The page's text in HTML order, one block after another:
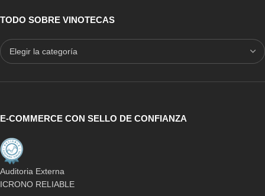
TODO SOBRE VINOTECAS
E-COMMERCE CON SELLO DE CONFIANZA
Auditoria Externa
ICRONO RELIABLE